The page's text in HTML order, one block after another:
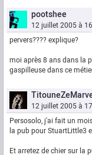
pootshee
12 juillet 2005 à
pervers???? explique?
moi après 8 ans dans la
gaspilleuse dans ce
12 juillet 2005 à
Persosolo, j'ai fait un
la pub pour StuartLittle3
Et arretez de chier sur la